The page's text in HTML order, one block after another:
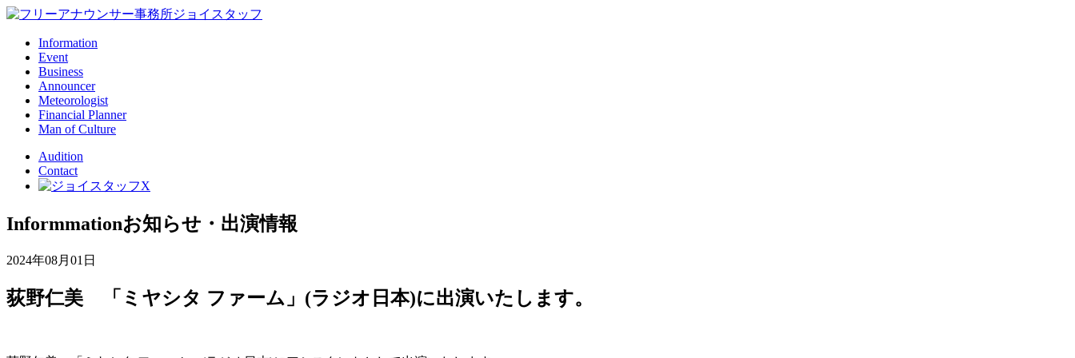
Information
Event
Business
Announcer
Meteorologist
Financial Planner
Man of Culture
Audition
Contact
Informmationお知らせ・出演情報
2024年08月01日
荻野仁美 「ミヤシタ ファーム」(ラジオ日本)に出演いたします。